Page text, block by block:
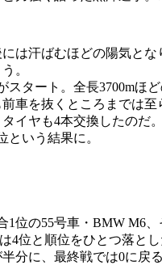
は汗ばむほどの陽気と
。
スタート。全長3700mほ
前車を抜くところまでは
イヤも4本交換したのだ
という結果に。
1位の55号車・BMW M6
4位と順位をひとつ落と
分に、最終戦では0に戻